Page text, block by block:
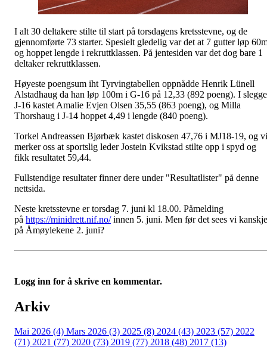
I alt 30 deltakere stilte til start på torsdagens kretsstevne, og de
gjennomførte 73 starter. Spesielt gledelig var det at 7 gutter løp
og hoppet lengde i rekruttklassen. På jentesiden var det dog bare 1
deltaker rekruttklassen.
Høyeste poengsum iht Tyrvingtabellen oppnådde Henrik Lünell
Alstadhaug da han løp 100m i G-16 på 12,33 (892 poeng). I
J-16 kastet Amalie Evjen Olsen 35,55 (863 poeng), og Milla
Thorshaug i J-14 hoppet 4,49 i lengde (840 poeng).
Torkel Andreassen Bjørbæk kastet diskosen 47,76 i MJ18-19, og vi
merker oss at sportslig leder Jostein Kvikstad stilte opp i spyd og
fikk resultatet 59,44.
Fullstendige resultater finner dere under "Resultatlister" på denne
nettsida.
Neste kretsstevne er torsdag 7. juni kl 18.00. Påmelding
på https://minidrett.nif.no/innen 5. juni. Men før det sees vi kanskje
på Åmøylekene 2. juni?
Logg inn for å skrive en kommentar.
Arkiv
Mai 2026 (4) Mars 2026 (3) 2025 (8) 2024 (43) 2023 (57) 2022
(71) 2021 (77) 2020 (73) 2019 (77) 2018 (48) 2017 (13)